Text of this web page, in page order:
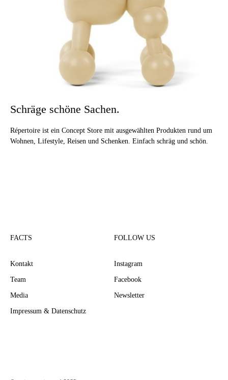
Schräge schöne Sachen.
Répertoire ist ein Concept Store mit ausgewählten Produkten rund um
Wohnen, Lifestyle, Reisen und Schenken. Einfach schräg und schön.
FACTS
Kontakt
Team
Media
Impressum & Datenschutz
FOLLOW US
Instagram
Facebook
Newsletter